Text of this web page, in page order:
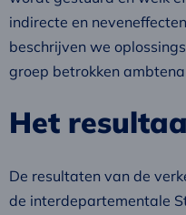
indirecte en
beschrijven we
groep betrokken
Het
De resultaten van de
de interdepartementale